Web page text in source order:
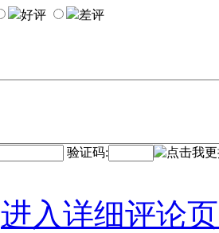
好评 差评
验证码:
进入详细评论